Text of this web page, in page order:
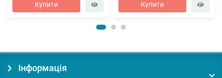
Купити Купити
Інформація